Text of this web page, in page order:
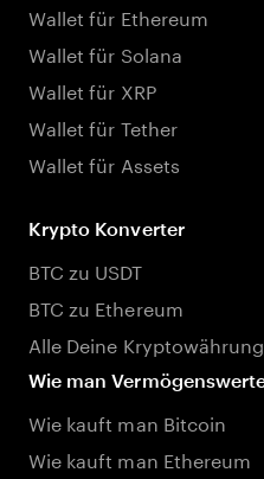
Wallet für Ethereum
Wallet für Solana
Wallet für XRP
Wallet für Tether
Wallet für Assets
Krypto Konverter
BTC zu USDT
BTC zu Ethereum
Alle Deine
Wie man
Wie kauft man Bitcoin
Wie kauft man Ethereum